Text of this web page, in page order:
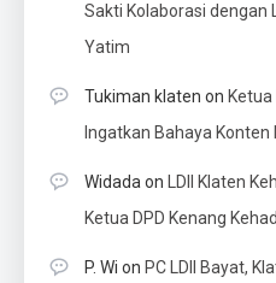
Sakti Kolaborasi dengan
Yatim
Tukiman klaten on
Ingatkan Bahaya
Widada on
LDII Klaten
Ketua DPD Kenang
P. Wi on PC LDII Bayat,